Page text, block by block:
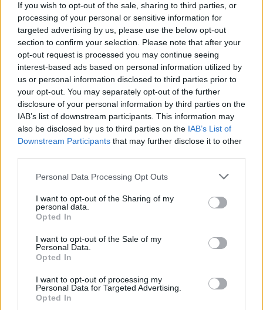
If you wish to opt-out of the sale, sharing to third parties, or
processing of your personal or sensitive information for
targeted advertising by us, please use the below opt-out
section to confirm your selection. Please note that after your
opt-out request is processed you may continue seeing
interest-based ads based on personal information utilized by
us or personal information disclosed to third parties prior to
your opt-out. You may separately opt-out of the further
disclosure of your personal information by third parties on the
IAB’s list of downstream participants. This information may
also be disclosed by us to third parties on the IAB’s List of
Downstream Participants that may further disclose it to other
Personal Data Processing Opt Outs
I want to opt-out of the Sharing of my
personal data.
Opted In
I want to opt-out of the Sale of my
Personal Data.
Opted In
I want to opt-out of processing my
Personal Data for Targeted Advertising.
Opted In
Vészjelzések, figyelmeztetések Orvosmeteorológia
Felhőkép Hőtérkép Páratartalom
Széltérkép Radar Hójelentés
Vízhőmérséklet Holdnaptár Receptek
Pollenjelentés Mikor? Légnyomás
Meteorológiai fogalomtar
későbbi időpontra próbálunk időjárási előrejelzést készíteni, annál
nagyobb a pontatlanság lehetősége. A fenti grafikon
A következő pár napra igen nagy valószínűséggel adható
megbízható előrejelzés, de a rövid távú és a közép távú
esetében már meglehetősen nagy a bizonytalanság.
A fent látható települések (Szeged) szerinti